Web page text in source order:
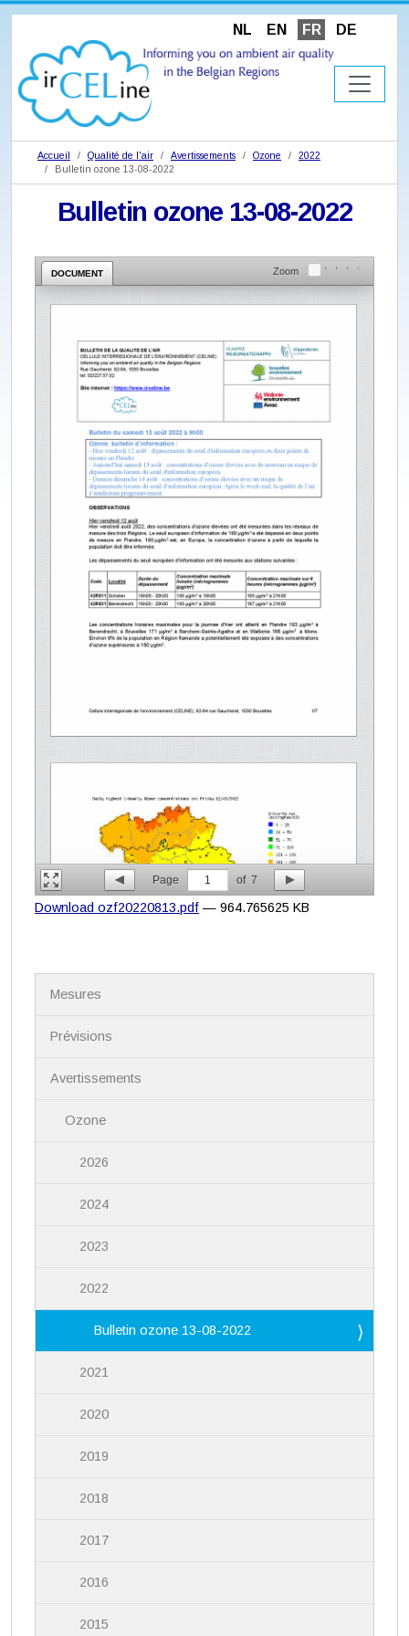
NL EN FR DE
Accueil Qualité de l'air Avertissements Ozone
2022
Bulletin ozone 13-08-2022
Bulletin ozone 13-08-2022
DOCUMENT Zoom
Page 1 of 7
Download ozf20220813.pdf — 964.765625 KB
Mesures
Prévisions
Avertissements
Ozone
2026
2024
2023
2022
Bulletin ozone 13-08-2022
2021
2020
2019
2018
2017
2016
2015